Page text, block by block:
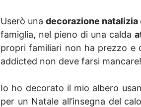
Userò una decorazione natalizia
famiglia, nel pieno di una calda
propri familiari non ha prezzo e
addicted non deve farsi mancare!
Io ho decorato il mio albero
per un Natale all’insegna del